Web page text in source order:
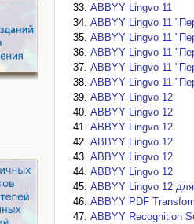
ABBYY Lingvo 11
ABBYY Lingvo 11
ABBYY Lingvo 11
ABBYY Lingvo 11
ABBYY Lingvo 11
ABBYY Lingvo 11
ABBYY Lingvo 12
ABBYY Lingvo 12
ABBYY Lingvo 12
ABBYY Lingvo 12
ABBYY Lingvo 12
ABBYY Lingvo 12
ABBYY Lingvo 12
ABBYY PDF
ABBYY Recognition